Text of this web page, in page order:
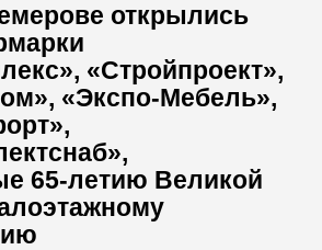
открылись
«Стройпроект»,
«Экспо-Мебель»,
65-летию Великой